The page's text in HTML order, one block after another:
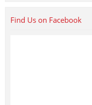
Find Us on Facebook